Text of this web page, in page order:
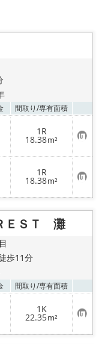
間取り/専有面積
1R
18.38m² お
気
に
入
り
登
録
1R
18.38m² お
気
に
り
ＥＳＴ 灘
歩11分
間取り/専有面積
1K
22.35m² お
気
に